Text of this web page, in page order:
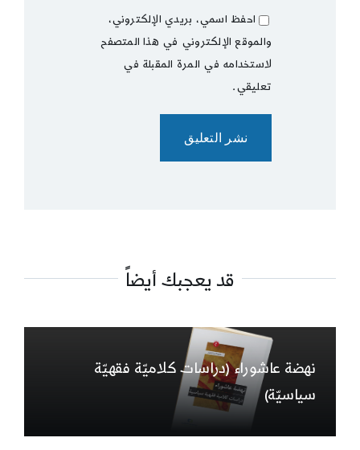
احفظ اسمي، بريدي الإلكتروني،
والموقع الإلكتروني في هذا المتصفح
لاستخدامه في المرة المقبلة في
تعليقي.
قد يعجبك أيضاً
نهضة عاشوراء (دراسات كلاميّة فقهيّة
سياسيّة)